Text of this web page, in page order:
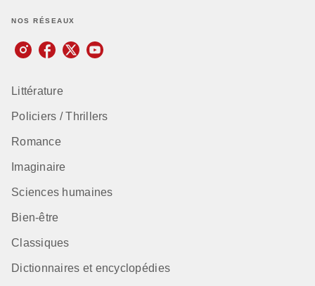
NOS RÉSEAUX
Littérature
Policiers / Thrillers
Romance
Imaginaire
Sciences humaines
Bien-être
Classiques
Dictionnaires et encyclopédies